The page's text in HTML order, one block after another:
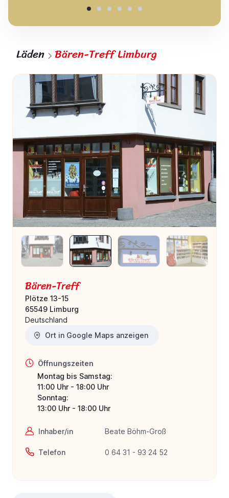
Läden Bären-Treff Limburg
Bären-Treff
Plötze 13-15
65549 Limburg
Deutschland
Ort in Google Maps anzeigen
Öffnungszeiten
Montag bis Samstag:
11:00 Uhr - 18:00 Uhr
Sonntag:
13:00 Uhr - 18:00 Uhr
Inhaber/in Beate Böhm-Groß
Telefon 0 64 31 - 93 24 52